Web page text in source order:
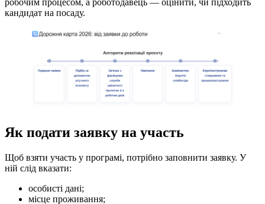
кандидат на посаду.
Як подати заявку на участь
Щоб взяти участь у програмі, потрібно заповнити заявку. У
ній слід вказати:
особисті дані;
місце проживання;